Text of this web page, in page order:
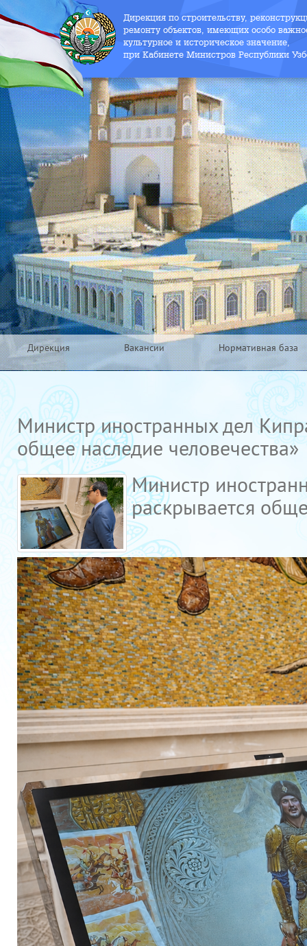
Дирекция по строительству,
ремонту объектов, имеющих особо
культурное и историческое значение,
при Кабинете Министров Республики
Дирекция Вакансии Нормативная база
Министр иностранных дел
общее наследие человечества»
Министр
раскрывается